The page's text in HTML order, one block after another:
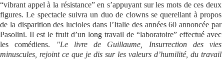
“vibrant appel à la résistance” en s’appuyant sur les mots de ces deux
figures. Le spectacle suivra un duo de clowns se querellant à propos
de la disparition des lucioles dans l’Italie des années 60 annoncée par
Pasolini. Il est le fruit d’un long travail de “laboratoire” effectué avec
les comédiens.
"Le livre de Guillaume, Insurrection des vies
minuscules , rejoint ce que je dis sur les valeurs d’humilité, du travail